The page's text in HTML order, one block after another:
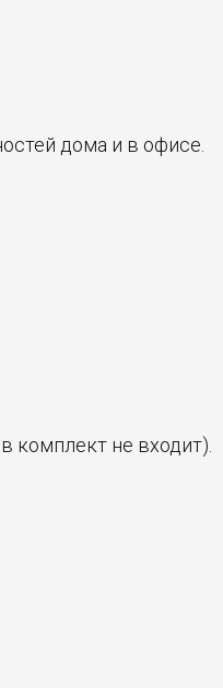
дома и в офисе.
комплект не входит).